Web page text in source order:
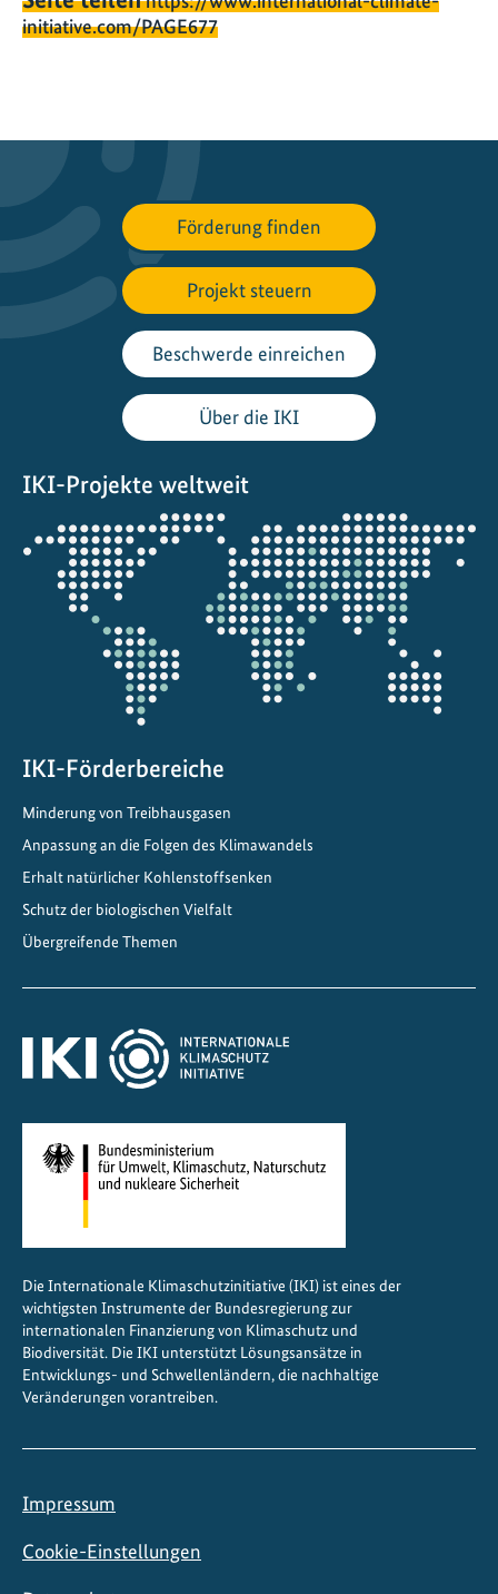
initiative.com/PAGE677
Förderung finden
Projekt steuern
Beschwerde einreichen
Über die IKI
IKI-Projekte weltweit
Öffnet
die
Projektkarte
IKI-Förderbereiche
Minderung von Treibhausgasen
Anpassung an die Folgen des Klimawandels
Erhalt natürlicher Kohlenstoffsenken
Schutz der biologischen Vielfalt
Übergreifende Themen
Die Internationale Klimaschutzinitiative (IKI) ist eines der
wichtigsten Instrumente der Bundesregierung zur
internationalen Finanzierung von Klimaschutz und
Biodiversität. Die IKI unterstützt Lösungsansätze in
Entwicklungs- und Schwellenländern, die nachhaltige
Veränderungen vorantreiben.
Impressum
Cookie-Einstellungen